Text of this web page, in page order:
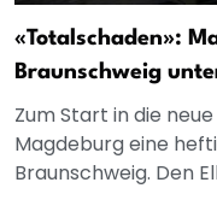
«Totalschaden»:
Braunschweig
Zum Start in die
Magdeburg eine
Braunschweig. Den